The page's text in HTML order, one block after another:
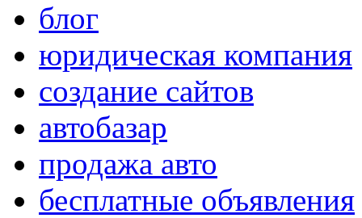
блог
юридическая компания
создание сайтов
автобазар
продажа авто
бесплатные объявления